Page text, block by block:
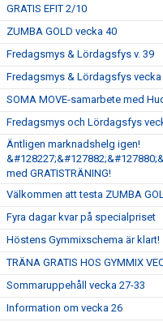
GRATIS EFIT 2/10
ZUMBA GOLD vecka 40
Fredagsmys & Lördagsfys v. 39
Fredagsmys & Lördagsfys vecka
SOMA MOVE-samarbete med
Fredagsmys och Lördagsfys
Äntligen marknadshelg igen!
med GRATISTRÄNING!
Välkommen att testa ZUMBA
Fyra dagar kvar på specialpriset
Höstens Gymmixschema är klart!
TRÄNA GRATIS HOS GYMMIX
Sommaruppehåll vecka 27-33
Information om vecka 26